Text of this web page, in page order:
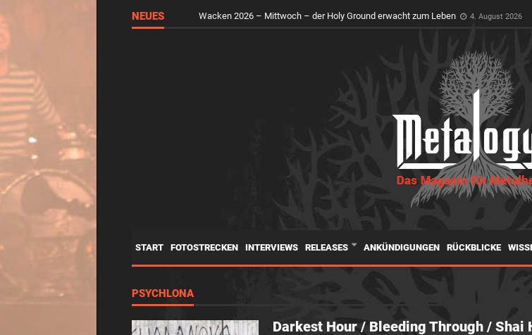
NEUES Wacken 2026 – Mittwoch – der Holy Ground erwacht zum Leben 4. August 2026
START FOTOSTRECKEN INTERVIEWS RELEASES ANKÜNDIGUNGEN RÜCKBLICKE
PSYCHLONA
Darkest Hour / Bleeding Through / Shai